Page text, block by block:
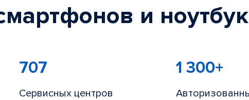
и
707
Сервисных центров
1 300+